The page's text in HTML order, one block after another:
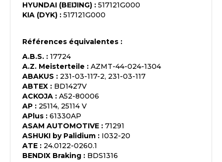
HYUNDAI (BEIJING) : 517121G000
KIA (DYK) : 517121G000
Références équivalentes :
A.B.S. : 17724
A.Z. Meisterteile : AZMT-44-024-1304
ABAKUS : 231-03-117-2, 231-03-117
ABTEX : BD1427V
ACKOJA : A52-80006
AP : 25114, 25114 V
APlus : 61330AP
ASAM AUTOMOTIVE : 71291
ASHUKI by Palidium : I032-20
ATE : 24.0122-0260.1
BENDIX Braking : BDS1316